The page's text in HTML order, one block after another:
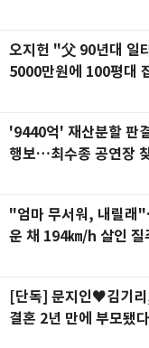
오지헌 "父 90년대 일
5000만원에 100평대
'9440억' 재산분할 판
행보…최수종 공연장
"엄마 무서워, 내릴래
운 채 194㎞/h 살인
[단독] 문지인♥김기리
결혼 2년 만에 부모됐